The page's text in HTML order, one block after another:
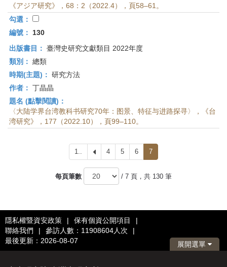
《アジア研究》，68：2（2022.4），頁58–61。
勾選：
編號：
130
出版書目： 臺灣史研究文獻類目 2022年度
類別： 總類
時期(主題)： 研究方法
作者： 丁晶晶
題名 (點擊閱讀)：
〈大陆学界台湾教科书研究70年：图景、特征与进路探寻〉，《台
湾研究》，177（2022.10），頁99–110。
1..
上
一
頁
4 5 6 7
每頁筆數 / 7 頁，共 130 筆
隱私權暨資安政策 | 保有個資公開項目
|
聯絡我們
| 參訪人數：11908604人次
|
最後更新：2026-08-07
展開選單